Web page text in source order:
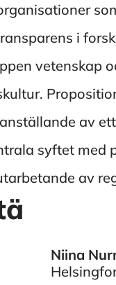
i
vetenskap
av
syftet
av
Niina